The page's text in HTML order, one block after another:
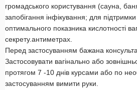
громадського користування (сауна,
запобігання інфікування; для
оптимального показника кислотності
секрету.антиметрах.
Перед застосуванням бажана
Застосовувати вагінально або
протягом 7 -10 днів курсами або по
застосуванням вимити руки.